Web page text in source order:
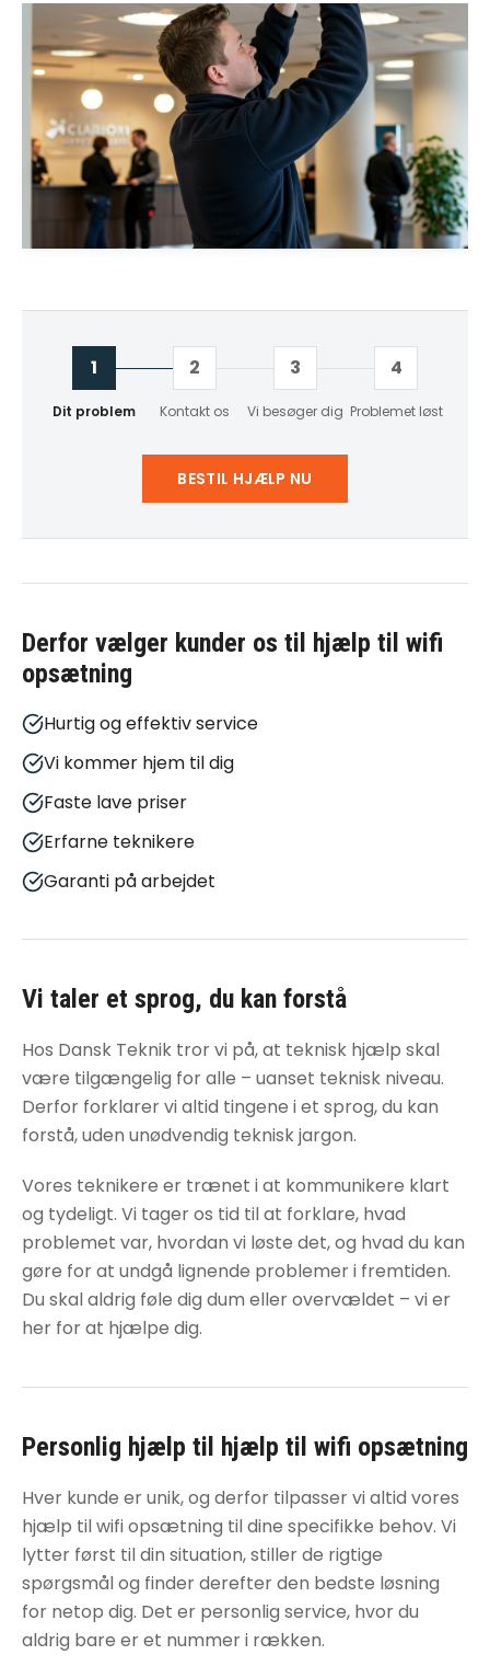
1
Dit problem
2
Kontakt os
3
Vi besøger dig
4
Problemet løst
BESTIL HJÆLP NU
Derfor vælger kunder os til
hjælp til wifi
opsætning
Hurtig og effektiv service
Vi kommer hjem til dig
Faste lave priser
Erfarne teknikere
Garanti på arbejdet
Vi taler et sprog, du kan forstå
Hos Dansk Teknik tror vi på, at teknisk hjælp skal
være tilgængelig for alle – uanset teknisk niveau.
Derfor forklarer vi altid tingene i et sprog, du kan
forstå, uden unødvendig teknisk jargon.
Vores teknikere er trænet i at kommunikere klart
og tydeligt. Vi tager os tid til at forklare, hvad
problemet var, hvordan vi løste det, og hvad du kan
gøre for at undgå lignende problemer i fremtiden.
Du skal aldrig føle dig dum eller overvældet – vi er
her for at hjælpe dig.
Personlig hjælp til hjælp til wifi opsætning
Hver kunde er unik, og derfor tilpasser vi altid vores
hjælp til wifi opsætning til dine specifikke behov. Vi
lytter først til din situation, stiller de rigtige
spørgsmål og finder derefter den bedste løsning
for netop dig. Det er personlig service, hvor du
aldrig bare er et nummer i rækken.